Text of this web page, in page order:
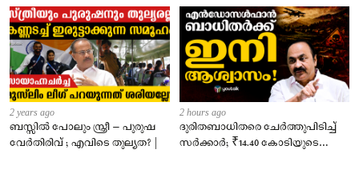
2 years ago
ബസ്സിൽ പോലും സ്ത്രീ – പുരുഷ
വേർതിരിവ് ; എവിടെ തുല്യത? |
2 hours ago
ദുരിതബാധിതരെ ചേർത്തുപിടിച്ച്
സർക്കാർ; ₹14.40 കോടിയുടെ